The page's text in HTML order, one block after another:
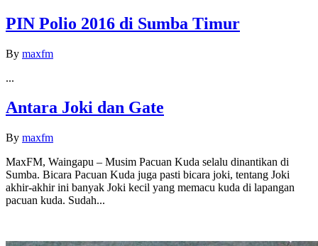
PIN Polio 2016 di Sumba Timur
By maxfm
...
Antara Joki dan Gate
By maxfm
MaxFM, Waingapu – Musim Pacuan Kuda selalu dinantikan di
Sumba. Bicara Pacuan Kuda juga pasti bicara joki, tentang Joki
akhir-akhir ini banyak Joki kecil yang memacu kuda di lapangan
pacuan kuda. Sudah...